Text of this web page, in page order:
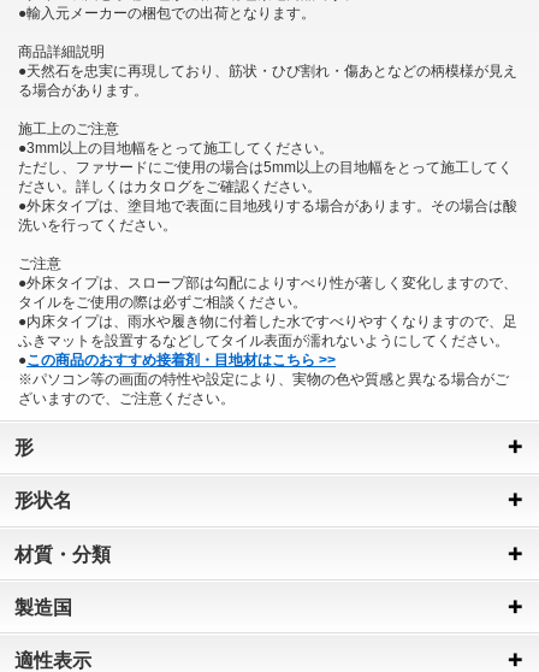
●輸入元メーカーの梱包での出荷となります。
商品詳細説明
●天然石を忠実に再現しており、筋状・ひび割れ・傷あとなどの柄模様が見え
る場合があります。
施工上のご注意
●3mm以上の目地幅をとって施工してください。
ただし、ファサードにご使用の場合は5mm以上の目地幅をとって施工してく
ださい。詳しくはカタログをご確認ください。
●外床タイプは、塗目地で表面に目地残りする場合があります。その場合は酸
洗いを行ってください。
ご注意
●外床タイプは、スロープ部は勾配によりすべり性が著しく変化しますので、
タイルをご使用の際は必ずご相談ください。
●内床タイプは、雨水や履き物に付着した水ですべりやすくなりますので、足
ふきマットを設置するなどしてタイル表面が濡れないようにしてください。
●この商品のおすすめ接着剤・目地材はこちら >>
※パソコン等の画面の特性や設定により、実物の色や質感と異なる場合がご
ざいますので、ご注意ください。
形
形状名
材質・分類
製造国
適性表示